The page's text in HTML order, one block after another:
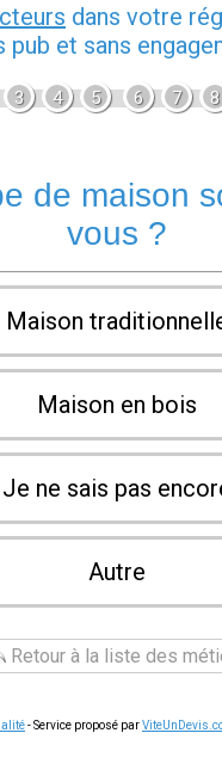
dans votre
pub et sans
3 4 5 6 7 8
de maison
vous ?
Maison
Maison en bois
Je ne sais pas
Autre
Retour à la liste des
- Service proposé par